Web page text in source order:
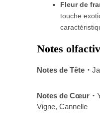
Fleur de
touche
Notes
Notes de Tête・
Notes de Cœur・
Vigne, Cannelle